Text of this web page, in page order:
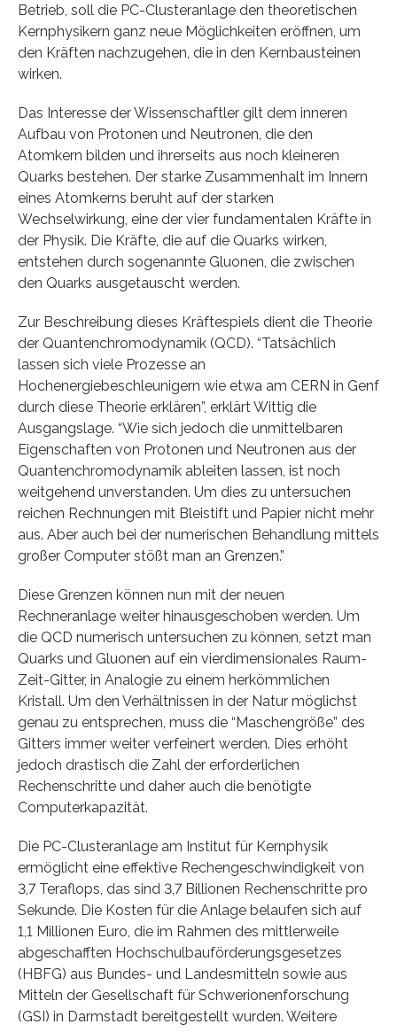
Betrieb, soll die PC-Clusteranlage den theoretischen
Kernphysikern ganz neue Möglichkeiten eröffnen, um
den Kräften nachzugehen, die in den Kernbausteinen
wirken.
Das Interesse der Wissenschaftler gilt dem inneren
Aufbau von Protonen und Neutronen, die den
Atomkern bilden und ihrerseits aus noch kleineren
Quarks bestehen. Der starke Zusammenhalt im Innern
eines Atomkerns beruht auf der starken
Wechselwirkung, eine der vier fundamentalen Kräfte in
der Physik. Die Kräfte, die auf die Quarks wirken,
entstehen durch sogenannte Gluonen, die zwischen
den Quarks ausgetauscht werden.
Zur Beschreibung dieses Kräftespiels dient die Theorie
der Quantenchromodynamik (QCD). “Tatsächlich
lassen sich viele Prozesse an
Hochenergiebeschleunigern wie etwa am CERN in Genf
durch diese Theorie erklären”, erklärt Wittig die
Ausgangslage. “Wie sich jedoch die unmittelbaren
Eigenschaften von Protonen und Neutronen aus der
Quantenchromodynamik ableiten lassen, ist noch
weitgehend unverstanden. Um dies zu untersuchen
reichen Rechnungen mit Bleistift und Papier nicht mehr
aus. Aber auch bei der numerischen Behandlung mittels
großer Computer stößt man an Grenzen.”
Diese Grenzen können nun mit der neuen
Rechneranlage weiter hinausgeschoben werden. Um
die QCD numerisch untersuchen zu können, setzt man
Quarks und Gluonen auf ein vierdimensionales Raum-
Zeit-Gitter, in Analogie zu einem herkömmlichen
Kristall. Um den Verhältnissen in der Natur möglichst
genau zu entsprechen, muss die “Maschengröße” des
Gitters immer weiter verfeinert werden. Dies erhöht
jedoch drastisch die Zahl der erforderlichen
Rechenschritte und daher auch die benötigte
Computerkapazität.
Die PC-Clusteranlage am Institut für Kernphysik
ermöglicht eine effektive Rechengeschwindigkeit von
3,7 Teraflops, das sind 3,7 Billionen Rechenschritte pro
Sekunde. Die Kosten für die Anlage belaufen sich auf
1,1 Millionen Euro, die im Rahmen des mittlerweile
abgeschafften Hochschulbauförderungsgesetzes
(HBFG) aus Bundes- und Landesmitteln sowie aus
Mitteln der Gesellschaft für Schwerionenforschung
(GSI) in Darmstadt bereitgestellt wurden. Weitere